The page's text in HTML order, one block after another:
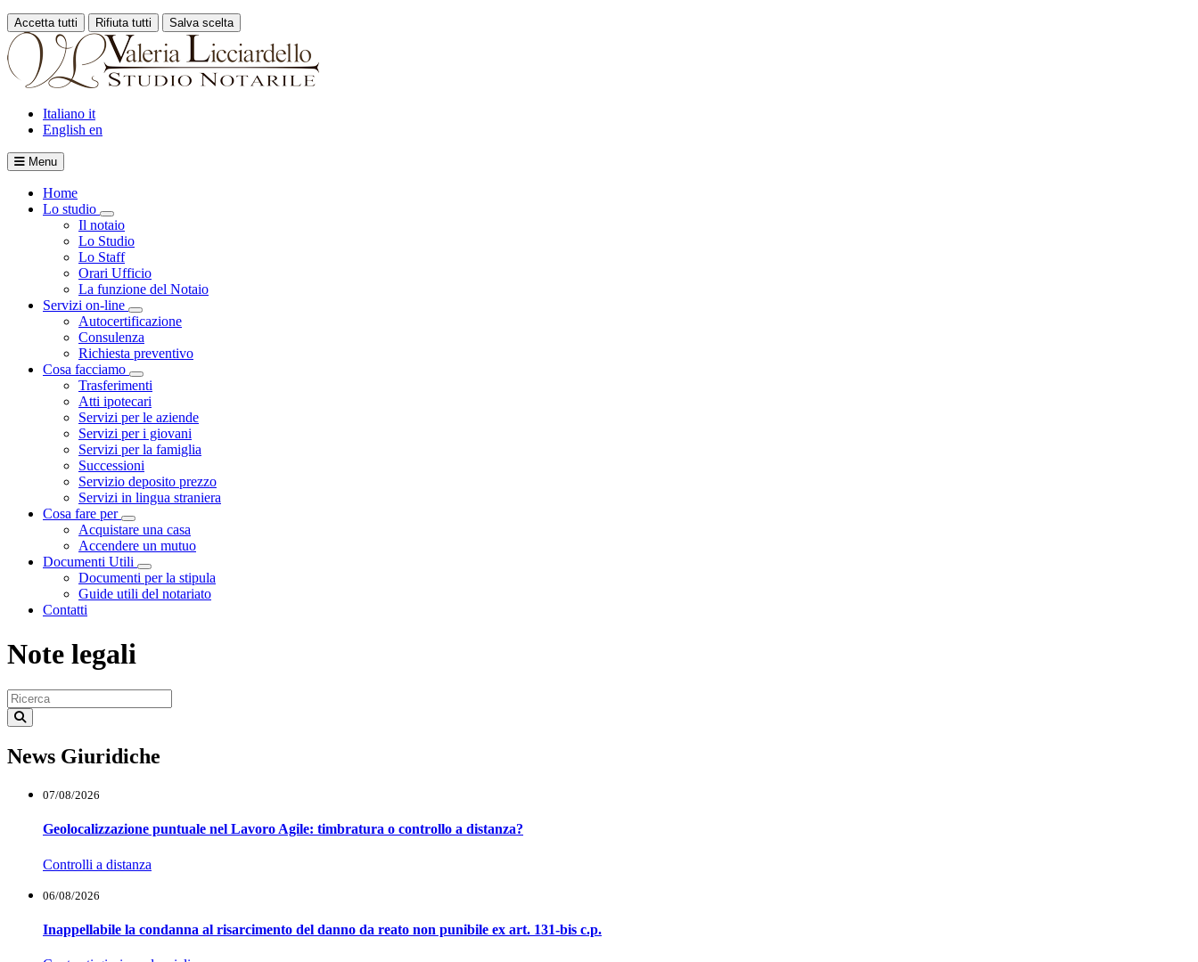
Accetta tutti Rifiuta tutti Salva scelta
Loading...
Italiano it
English en
Menu
Home
Lo studio
Visualizza menù di secondo livello
Il notaio
Lo Studio
Lo Staff
Orari Ufficio
La funzione del Notaio
Servizi on-line
Visualizza menù di secondo livello
Autocertificazione
Consulenza
Richiesta preventivo
Cosa facciamo
Visualizza menù di secondo livello
Trasferimenti
Atti ipotecari
Servizi per le aziende
Servizi per i giovani
Servizi per la famiglia
Successioni
Servizio deposito prezzo
Servizi in lingua straniera
Cosa fare per
Visualizza menù di secondo livello
Acquistare una casa
Accendere un mutuo
Documenti Utili
Visualizza menù di secondo livello
Documenti per la stipula
Guide utili del notariato
Contatti
Note legali
News Giuridiche
07/08/2026
Geolocalizzazione puntuale nel Lavoro Agile: timbratura o controllo a distanza?
Controlli a distanza
06/08/2026
Inappellabile la condanna al risarcimento del danno da reato non punibile ex art. 131-bis c.p.